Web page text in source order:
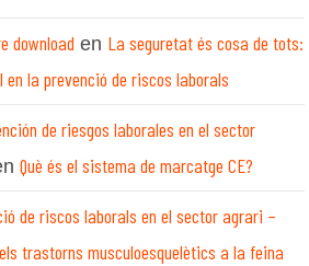
download en La seguretat és cosa de tots:
en la prevenció de riscos laborals
de riesgos laborales en el sector
Què és el sistema de marcatge CE?
de riscos laborals en el sector agrari –
trastorns musculoesquelètics a la feina